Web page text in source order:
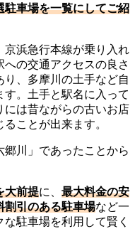
駐車場を一覧にしてご紹
京浜急行本線が乗り入れ
の交通アクセスの良さ
、多摩川の土手など自
。土手と駅名に入って
には昔ながらの古いお店
ことが出来ます。
川」であったことから
大前提に、 最大料金の安
割引のある駐車場など一
駐車場を利用して賢く